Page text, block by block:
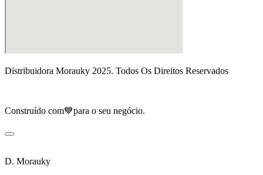
Distribuidora Morauky 2025. Todos Os Direitos Reservados
Construído com💙para o seu negócio.
D. Morauky